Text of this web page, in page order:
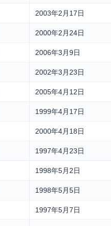
2003年2月17日
2000年2月24日
2006年3月9日
2002年3月23日
2005年4月12日
1999年4月17日
2000年4月18日
1997年4月23日
1998年5月2日
1998年5月5日
1997年5月7日